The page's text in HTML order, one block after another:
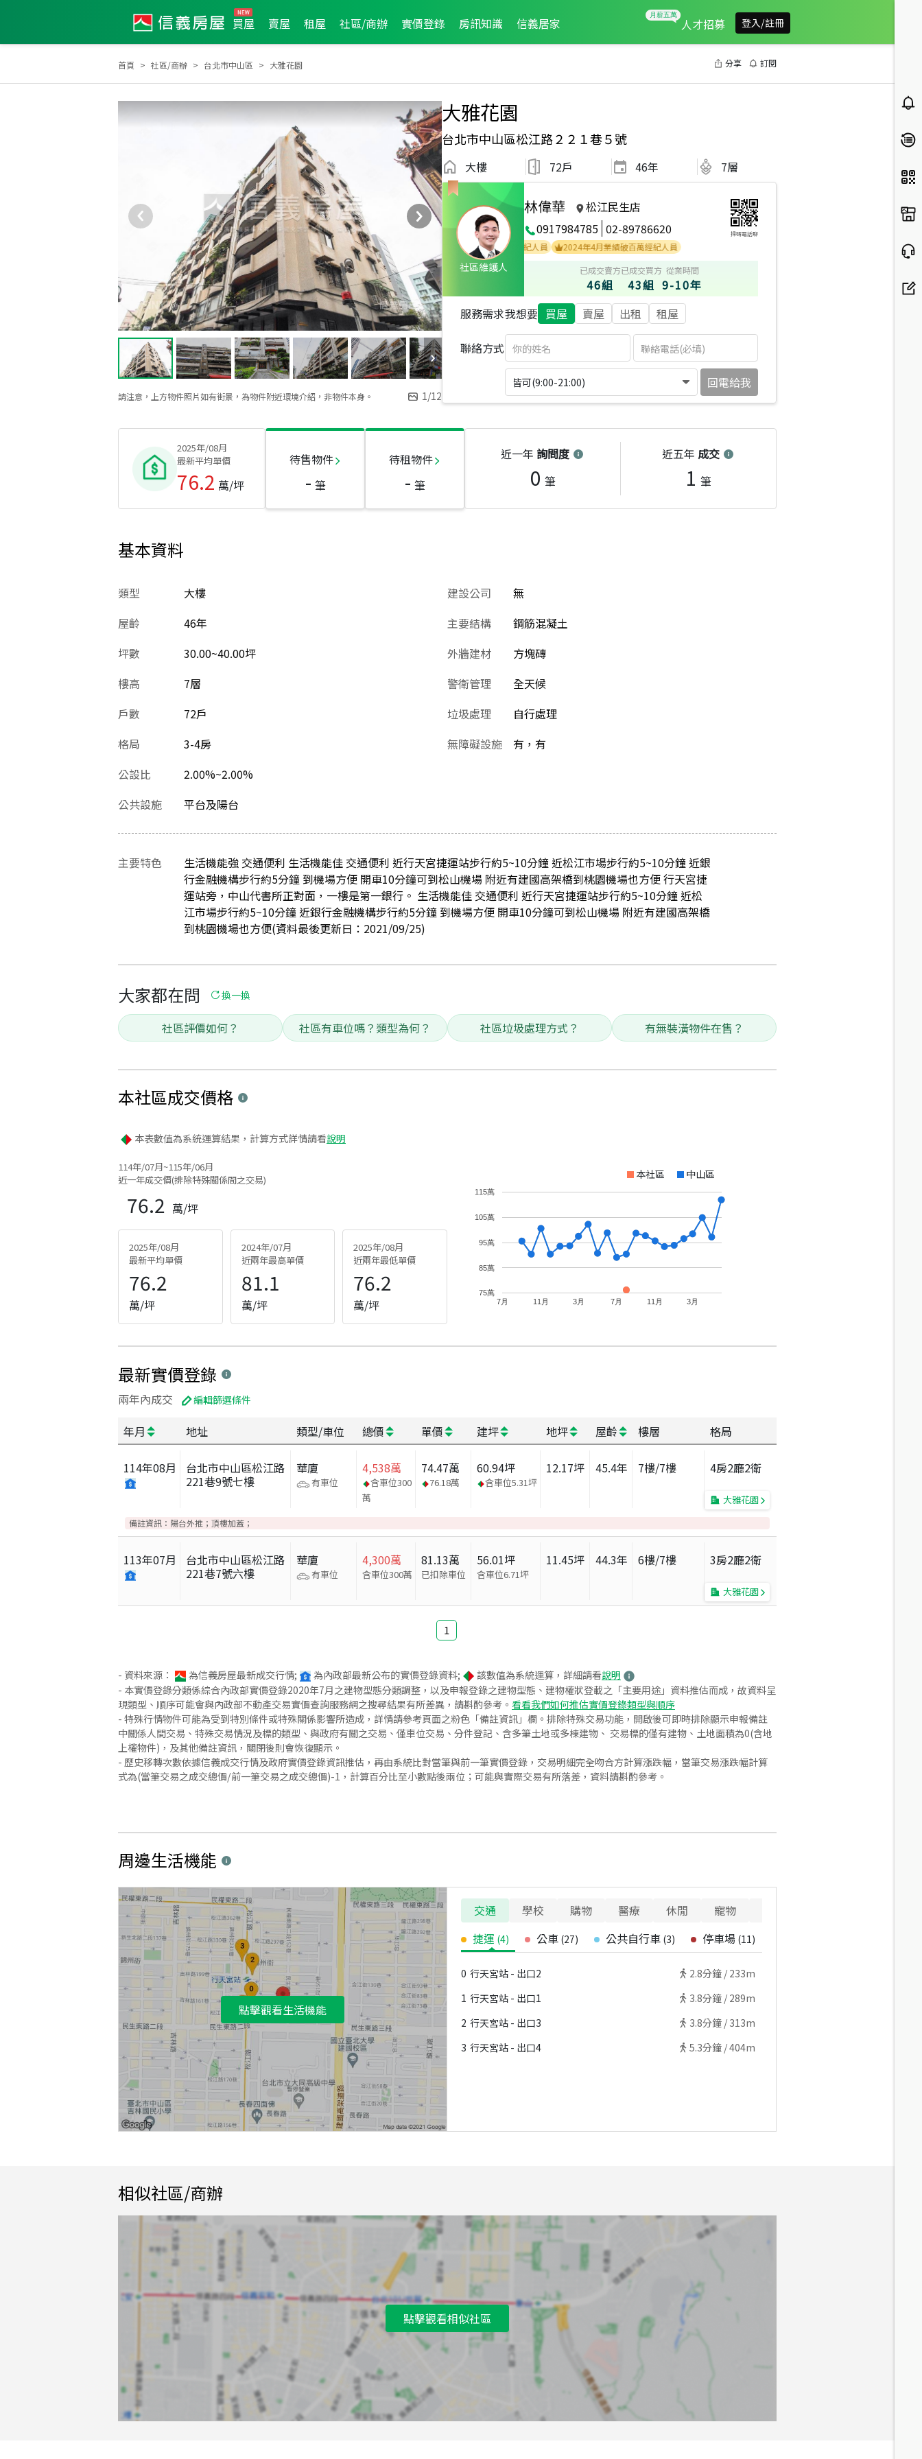
買屋 賣屋 租屋 社區/商辦 實價登錄 房訊知識 信義居家 人才招募 登入/註冊
首頁 社區/商辦 台北市中山區 大雅花園 分享 訂閱
請注意，上方物件照片如有街景，為物件附近環境介紹，非物件本身。 1/12
大雅花園
台北市中山區松江路２２１巷５號
大樓 72戶 46年 7層
社區維護人
林偉華
松江民生店
0917984785 02-89786620 掃碼電話聊
2025年7月區成件TOP2 2025年4月區成件TOP3 2025年4月業績破百萬經紀人員
2024年4月業績破百萬經紀人員
已成交賣方
46組
已成交買方
43組
從業時間
9-10年
服務需求我想要 買屋 賣屋 出租 租屋
聯絡方式
皆可(9:00-21:00) 回電給我
2025年/08月
最新平均單價
76.2 萬/坪
待售物件
- 筆
待租物件
- 筆
近一年 詢問度
0 筆
近五年 成交
1 筆
基本資料
類型
大樓
屋齡
46年
坪數
30.00~40.00坪
樓高
7層
戶數
72戶
格局
3-4房
公設比
2.00%~2.00%
建設公司
無
主要結構
鋼筋混凝土
外牆建材
方塊磚
警衛管理
全天候
垃圾處理
自行處理
無障礙設施
有，有
公共設施 平台及陽台
主要特色
生活機能強 交通便利 生活機能佳 交通便利 近行天宮捷運站步行約5~10分鐘 近松江市場步行約5~10分鐘 近銀
行金融機構步行約5分鐘 到機場方便 開車10分鐘可到松山機場 附近有建國高架橋到桃園機場也方便 行天宮捷
運站旁，中山代書所正對面，一樓是第一銀行。 生活機能佳 交通便利 近行天宮捷運站步行約5~10分鐘 近松
江市場步行約5~10分鐘 近銀行金融機構步行約5分鐘 到機場方便 開車10分鐘可到松山機場 附近有建國高架橋
到桃園機場也方便(資料最後更新日：2021/09/25)
大家都在問 換一換
社區評價如何？ 社區有車位嗎？類型為何？ 社區垃圾處理方式？ 有無裝潢物件在售？
本社區成交價格
本表數值為系統運算結果，計算方式詳情請看說明
114年/07月~115年/06月
近一年成交價(排除特殊關係間之交易)
76.2 萬/坪
2025年/08月
最新平均單價
76.2
萬/坪
2024年/07月
近兩年最高單價
81.1
萬/坪
2025年/08月
近兩年最低單價
76.2
萬/坪
本社區 中山區
7月 11月 3月 7月 11月 3月
75萬
85萬
95萬
105萬
115萬
最新實價登錄
兩年內成交 編輯篩選條件
年月 地址 類型/車位 總價 單價 建坪 地坪 屋齡 樓層 格局
114年08月
台北市中山區松江路
221巷9號七樓
華廈
有車位
4,538萬
含車位300
萬
74.47萬
76.18萬
60.94坪
含車位5.31坪
12.17坪 45.4年 7樓/7樓 4房2廳2衛
大雅花園
備註資訊： 陽台外推；頂樓加蓋；
113年07月
台北市中山區松江路
221巷7號六樓
華廈
有車位
4,300萬
含車位300萬
81.13萬
已扣除車位
56.01坪
含車位6.71坪
11.45坪 44.3年 6樓/7樓 3房2廳2衛
大雅花園
1
- 資料來源： 為信義房屋最新成交行情; 為內政部最新公布的實價登錄資料; 該數值為系統運算，詳細請看說明
- 本實價登錄分類係綜合內政部實價登錄2020年7月之建物型態分類調整，以及申報登錄之建物型態、建物權狀登載之「主要用途」資料推估而成，故資料呈
現類型、順序可能會與內政部不動產交易實價查詢服務網之搜尋結果有所差異，請斟酌參考。 看看我們如何推估實價登錄類型與順序
- 特殊行情物件可能為受到特別條件或特殊關係影響所造成，詳情請參考頁面之粉色「備註資訊」欄。排除特殊交易功能，開啟後可即時排除顯示申報備註
中關係人間交易、特殊交易情況及標的類型、與政府有關之交易、僅車位交易、分件登記、含多筆土地或多棟建物、 交易標的僅有建物、土地面積為0(含地
上權物件)，及其他備註資訊，關閉後則會恢復顯示。
- 歷史移轉次數依據信義成交行情及政府實價登錄資訊推估，再由系統比對當筆與前一筆實價登錄，交易明細完全吻合方計算漲跌幅，當筆交易漲跌幅計算
式為(當筆交易之成交總價/前一筆交易之成交總價)-1，計算百分比至小數點後兩位；可能與實際交易有所落差，資料請斟酌參考。
周邊生活機能
點擊觀看生活機能
交通 學校 購物 醫療 休閒 寵物
捷運 (4) 公車 (27) 公共自行車 (3) 停車場 (11)
0 行天宮站 - 出口2 2.8分鐘 / 233m
1 行天宮站 - 出口1 3.8分鐘 / 289m
2 行天宮站 - 出口3 3.8分鐘 / 313m
3 行天宮站 - 出口4 5.3分鐘 /404m
相似社區/商辦
點擊觀看相似社區